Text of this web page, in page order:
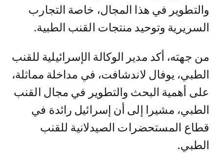
والتطوير في هذا المجال، خاصة التجارب
السريرية وتوحيد منتجات القنب الطبية.
من جهته، أكد مدير الوكالة الإسرائيلية للقنب
الطبي، يوفال لاندشافت، في مداخلة مماثلة،
على أهمية البحث والتطوير في مجال القنب
الطبي، مشيرا إلى أن إسرائيل رائدة في
قطاع المستحضرات الصيدلانية للقنب
الطبي.